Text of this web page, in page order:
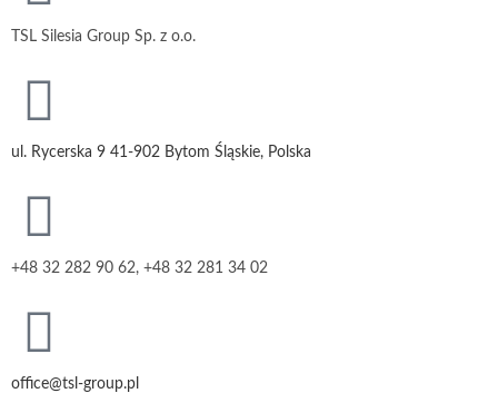
TSL Silesia Group Sp. z o.o.
ul. Rycerska 9 41-902 Bytom Śląskie, Polska
+48 32 282 90 62, +48 32 281 34 02
office@tsl-group.pl